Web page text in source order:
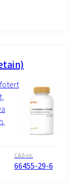
CAS-nr.
66455-29-6